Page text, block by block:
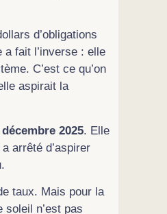
d’obligations
a fait l’inverse : elle
C’est ce qu’on
aspirait la
2025. Elle
arrêté d’aspirer
taux. Mais pour la
soleil n’est pas